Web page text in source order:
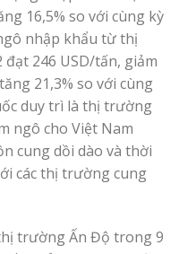
16,5% so với cùng kỳ
nhập khẩu từ thị
246 USD/tấn, giảm
21,3% so với cùng
duy trì là thị trường
ngô cho Việt Nam
cung dồi dào và thời
các thị trường cung
trường Ấn Độ trong 9